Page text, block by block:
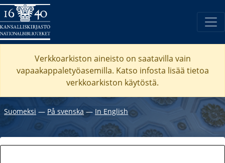
Verkkoarkiston aineisto on saatavilla vain
vapaakappaletyöasemilla. Katso infosta lisää tietoa
verkkoarkiston käytöstä.
Suomeksi ― På svenska― In English